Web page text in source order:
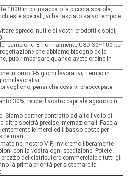
1000 in pp insacca o la piccola scatola,
speciali, vi ha lasciato salvo tempo e
spreco inutile di vostri prodotti e soldi,
campione. È normalmente USD 30~100 per
che abbiamo bisogno della
può rimborsare quando avete ordine in
intorno 3-5 giorni lavorativi; Tempo in
lavorativi.
vogliono, pensi che cosa vi preoccupate.
30%, rende il vostro capitale agrario più
Siamo partner contratto ad alto livello di
altre società precise internazionali. Faccia
le merci ed il basso costo per
mani.
nel nostro VIP, invieremo liberamente i
con la vostra ogni spedizione. Potete
prezzo del distributore commerciale e tutti gli
la prima priorità per sistemare la